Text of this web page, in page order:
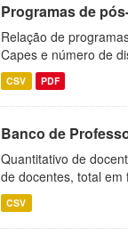
Programas de
Relação de
Capes e número de
CSV PDF
Banco de
Quantitativo de
de docentes, total em
CSV